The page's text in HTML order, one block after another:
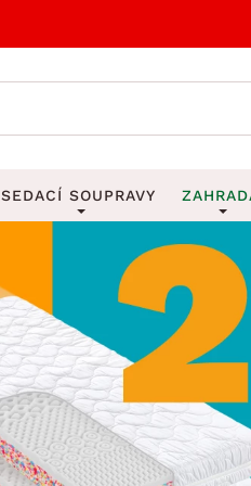
UKLÁDÁNÍ
Věšáky na
Stojany na
Stojany na
Stojany na
Zobrazit vše
SEDACÍ SOUPRAVY
Sedací soupravy do U
Rohové sedací soupravy
Sedací soupravy 3-2-1
Sedací soupravy na míru